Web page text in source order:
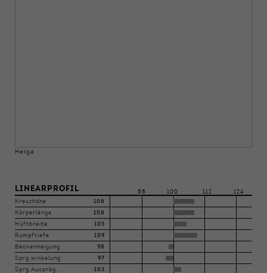
Helga
LINEARPROFIL 88 100 112
124
Kreuzhöhe
108
Körperlänge 108
Hüftbreite 105
Rumpftiefe 109
Beckenneigung 98
Sprg.winkelung 97
Sprg.Auspräg. 103